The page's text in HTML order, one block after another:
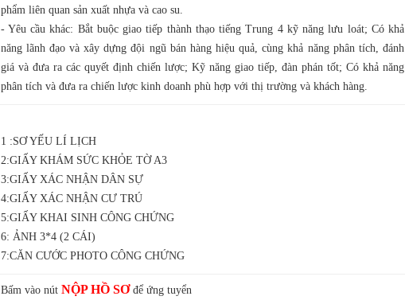
phẩm liên quan sản xuất nhựa và cao su.
- Yêu cầu khác: Bắt buộc giao tiếp thành thạo tiếng Trung 4 kỹ năng lưu loát; Có khả
năng lãnh đạo và xây dựng đội ngũ bán hàng hiệu quả, cùng khả năng phân tích, đánh
giá và đưa ra các quyết định chiến lược; Kỹ năng giao tiếp, đàn phán tốt; Có khả năng
phân tích và đưa ra chiến lược kinh doanh phù hợp với thị trường và khách hàng.
1 :SƠ YẾU LÍ LỊCH
2:GIẤY KHÁM SỨC KHỎE TỜ A3
3:GIẤY XÁC NHẬN DÂN SỰ
4:GIẤY XÁC NHẬN CƯ TRÚ
5:GIẤY KHAI SINH CÔNG CHỨNG
6: ẢNH 3*4 (2 CÁI)
7:CĂN CƯỚC PHOTO CÔNG CHỨNG
Bấm vào nút NỘP HỒ SƠđể ứng tuyển